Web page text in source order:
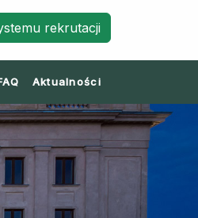
rekrutacji
Aktualności